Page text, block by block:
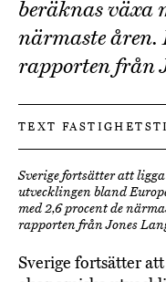
beräknas växa
närmaste åren.
rapporten från
TEXT
Sverige fortsätter att
utvecklingen bland
med 2,6 procent de
rapporten från Jones
Sverige fortsätter